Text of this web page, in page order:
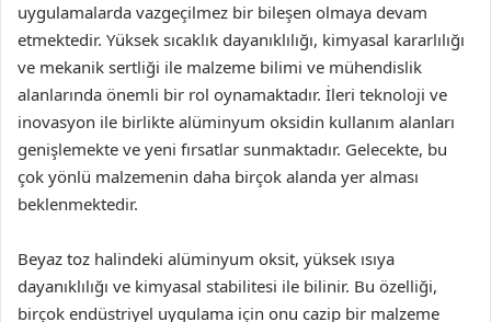
uygulamalarda vazgeçilmez bir bileşen olmaya devam
etmektedir. Yüksek sıcaklık dayanıklılığı, kimyasal kararlılığı
ve mekanik sertliği ile malzeme bilimi ve mühendislik
alanlarında önemli bir rol oynamaktadır. İleri teknoloji ve
inovasyon ile birlikte alüminyum oksidin kullanım alanları
genişlemekte ve yeni fırsatlar sunmaktadır. Gelecekte, bu
çok yönlü malzemenin daha birçok alanda yer alması
beklenmektedir.
Beyaz toz halindeki alüminyum oksit, yüksek ısıya
dayanıklılığı ve kimyasal stabilitesi ile bilinir. Bu özelliği,
birçok endüstriyel uygulama için onu cazip bir malzeme